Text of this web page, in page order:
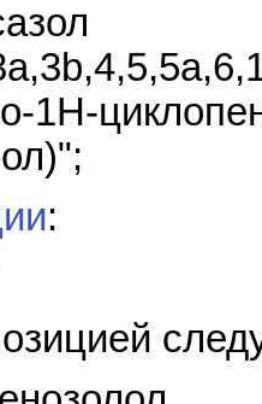
1H-
: